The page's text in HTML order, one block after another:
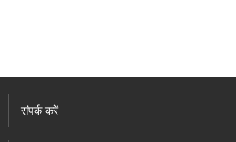
संपर्क करें